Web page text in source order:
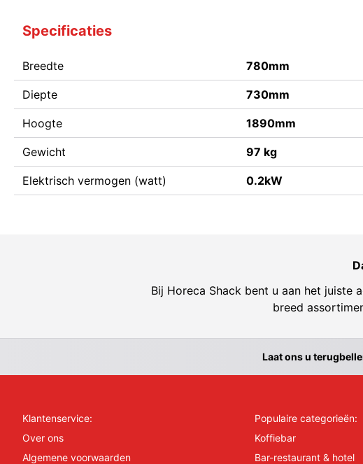
Specificaties
Breedte 780mm
Diepte 730mm
Hoogte 1890mm
Gewicht 97 kg
Elektrisch vermogen (watt) 0.2kW
Bij Horeca Shack bent u aan het juiste
breed
Laat ons u
Klantenservice:
Over ons
Algemene voorwaarden
Populaire categorieën:
Koffiebar
Bar-restaurant & hotel